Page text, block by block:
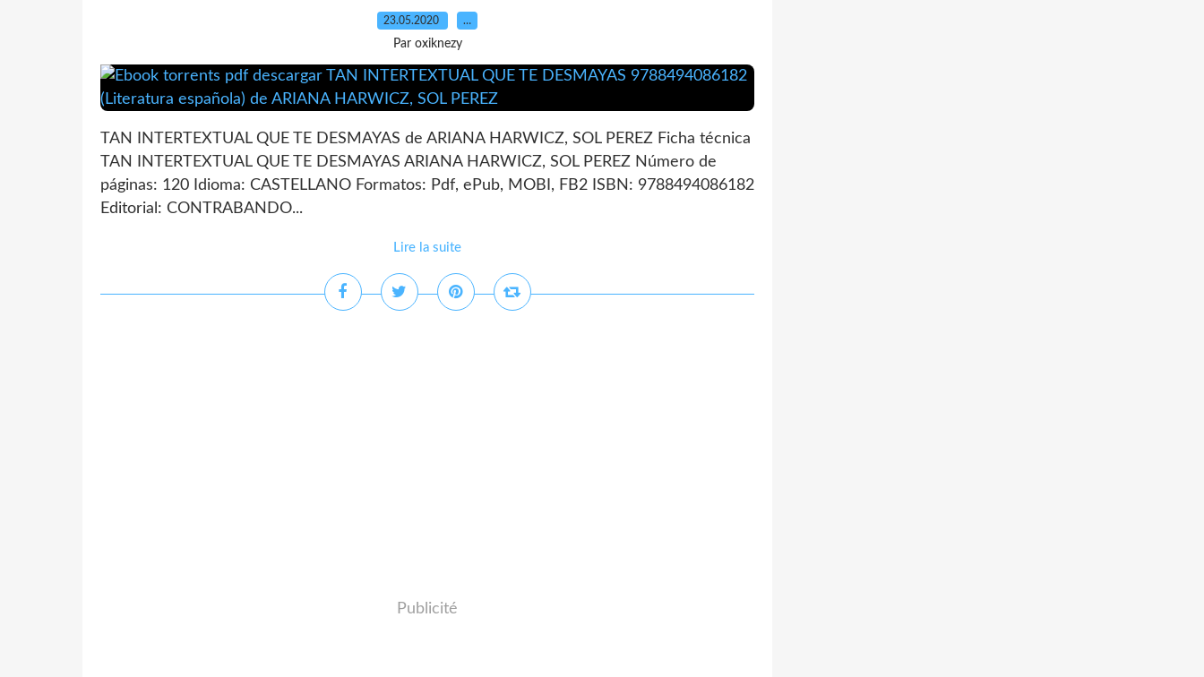
23.05.2020 …
Par oxiknezy
TAN INTERTEXTUAL QUE TE DESMAYAS de ARIANA HARWICZ, SOL PEREZ Ficha técnica
TAN INTERTEXTUAL QUE TE DESMAYAS ARIANA HARWICZ, SOL PEREZ Número de
páginas: 120 Idioma: CASTELLANO Formatos: Pdf, ePub, MOBI, FB2 ISBN: 9788494086182
Editorial: CONTRABANDO...
Lire la suite
Publicité